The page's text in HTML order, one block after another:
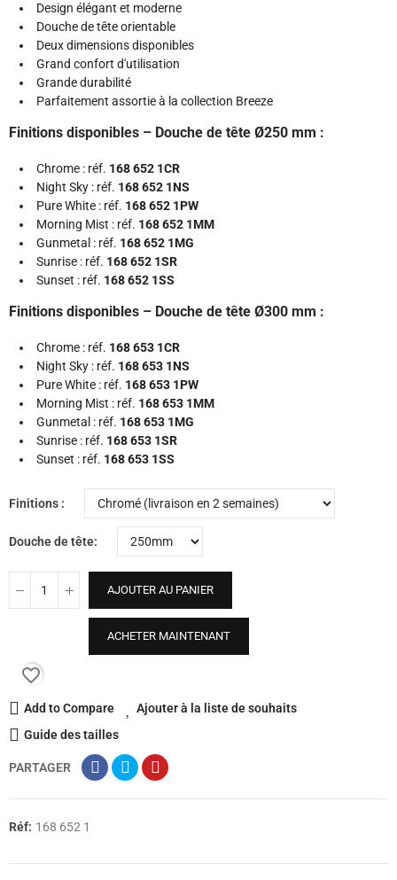
Design élégant et moderne
Douche de tête orientable
Deux dimensions disponibles
Grand confort d'utilisation
Grande durabilité
Parfaitement assortie à la collection Breeze
Finitions disponibles – Douche de tête Ø250 mm :
Chrome : réf. 168 652 1CR
Night Sky : réf. 168 652 1NS
Pure White : réf. 168 652 1PW
Morning Mist : réf. 168 652 1MM
Gunmetal : réf. 168 652 1MG
Sunrise : réf. 168 652 1SR
Sunset : réf. 168 652 1SS
Finitions disponibles – Douche de tête Ø300 mm :
Chrome : réf. 168 653 1CR
Night Sky : réf. 168 653 1NS
Pure White : réf. 168 653 1PW
Morning Mist : réf. 168 653 1MM
Gunmetal : réf. 168 653 1MG
Sunrise : réf. 168 653 1SR
Sunset : réf. 168 653 1SS
Finitions
Douche de tête
AJOUTER AU PANIER
ACHETER MAINTENANT
favorite_border
Add to Compare
Ajouter à la liste de souhaits
Guide des tailles
PARTAGER
Réf: 168 652 1